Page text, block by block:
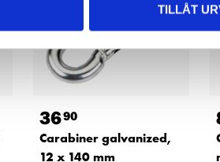
TILLÅT
3690
Carabiner galvanized,
12 x 140 mm